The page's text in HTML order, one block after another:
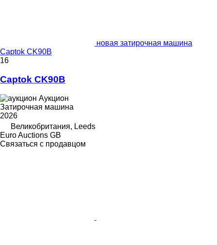
новая затирочная машина
Captok CK90B
16
Captok CK90B
Аукцион
Затирочная машина
2026
Великобритания, Leeds
Euro Auctions GB
Связаться с продавцом